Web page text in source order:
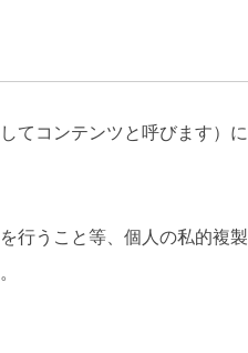
てコンテンツと呼びます）に
行うこと等、個人の私的複製